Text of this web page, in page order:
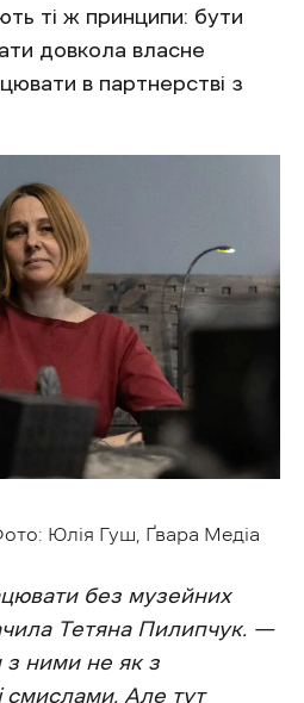
ті ж принципи: бути
довкола власне
в партнерстві з
Юлія Гуш, Ґвара Медіа
без музейних
Тетяна Пилипчук. —
з ними не як з
смислами. Але тут